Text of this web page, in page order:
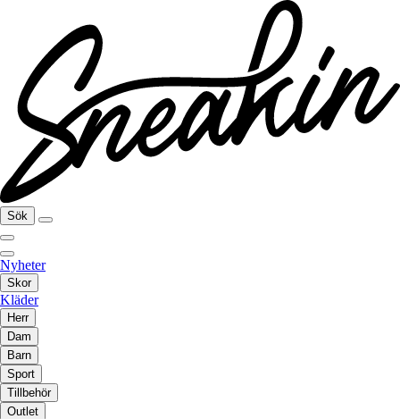
Sök
Nyheter
Skor
Kläder
Herr
Dam
Barn
Sport
Tillbehör
Outlet